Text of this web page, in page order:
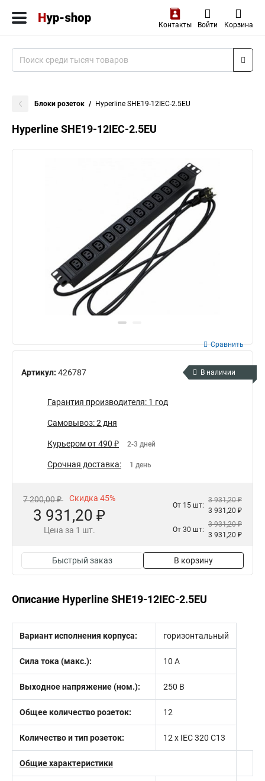
Контакты Войти Корзина
Блоки розеток Hyperline SHE19-12IEC-2.5EU
Hyperline SHE19-12IEC-2.5EU
Артикул: 426787
Сравнить
В наличии
Гарантия производителя: 1 год
Самовывоз: 2 дня
Курьером от 490 ₽ 2-3 дней
Срочная доставка: 1 день
7 200,00 ₽ Скидка 45%
3 931,20 ₽
Цена за 1 шт.
От 15 шт:
3 931,20 ₽
3 931,20 ₽
От 30 шт:
3 931,20 ₽
3 931,20 ₽
Быстрый заказ В корзину
Описание Hyperline SHE19-12IEC-2.5EU
Вариант исполнения корпуса: горизонтальный
Сила тока (макс.): 10 А
Выходное напряжение (ном.): 250 В
Общее количество розеток: 12
Количество и тип розеток: 12 x IEC 320 C13
Общие характеристики